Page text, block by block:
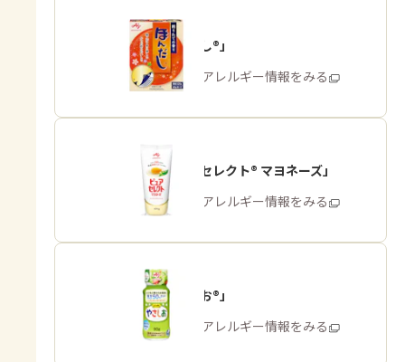
「ほんだし®」
商品・アレルギー情報をみる
「ピュアセレクト® マヨネーズ」
商品・アレルギー情報をみる
「やさしお®」
商品・アレルギー情報をみる